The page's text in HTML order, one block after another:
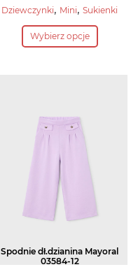
cena
wynosiła:
188,90 zł.
Aktualna
cena
wynosi:
Dziewczynki, Mini, Sukienki
Wybierz opcje
Ten
produkt
Opcje
można
na
stronie
produktu
Spodnie dł.dzianina Mayoral
03584-12